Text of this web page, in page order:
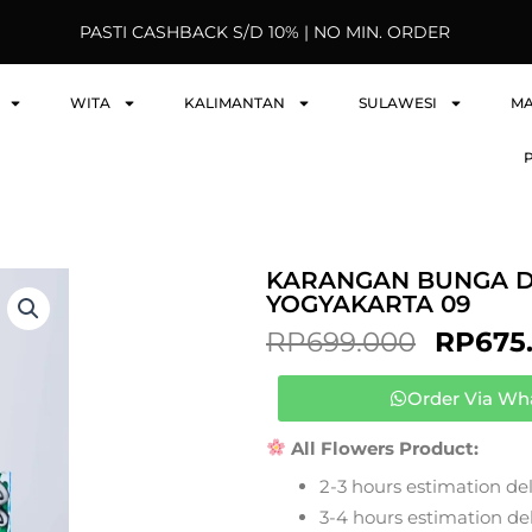
PASTI CASHBACK S/D 10% | NO MIN. ORDER
WITA KALIMANTAN SULAWESI
KARANGAN BUNGA
YOGYAKARTA 09
RP699.000
PRICE
WAS:
RP
Order Via
All Flowers Product:
2-3 hours estimation
3-4 hours estimation